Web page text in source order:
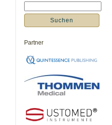
Partner